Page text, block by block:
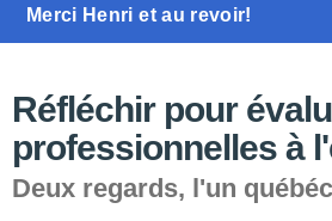
Merci Henri et au revoir!
Réfléchir pour
professionnelles à
Deux regards, l'un